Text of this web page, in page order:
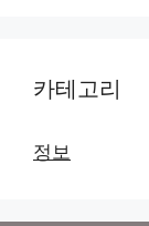
카테고리
정보